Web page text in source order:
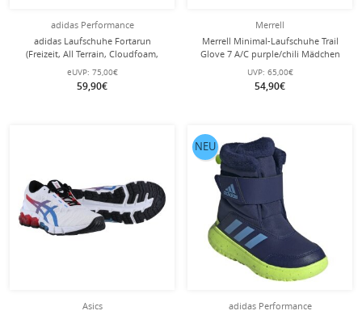
adidas Performance
adidas Laufschuhe Fortarun
(Freizeit, All Terrain, Cloudfoam,
Klett) magenta Mädchen
eUVP: 75,00€
59,90€
Merrell
Merrell Minimal-Laufschuhe Trail
Glove 7 A/C purple/chili Mädchen
UVP: 65,00€
54,90€
Asics
adidas Performance
NEU